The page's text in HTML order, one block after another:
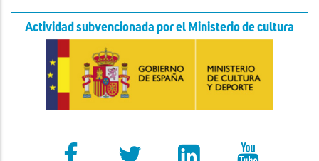
Actividad subvencionada por el Ministerio de cultura